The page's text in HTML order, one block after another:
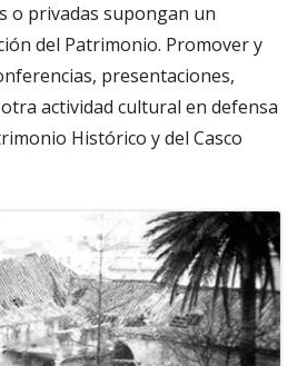
o privadas supongan un
del Patrimonio. Promover y
presentaciones,
actividad cultural en defensa
Histórico y del Casco